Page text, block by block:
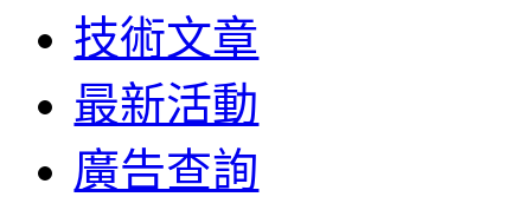
技術文章
最新活動
廣告查詢